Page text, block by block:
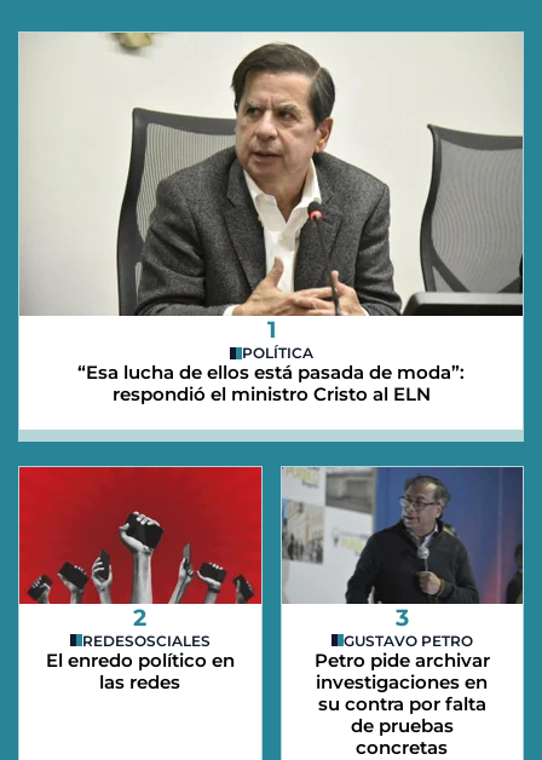
1
POLÍTICA
“Esa lucha de ellos está pasada de moda”:
respondió el ministro Cristo al ELN
2
REDESOSCIALES
El enredo político en
las redes
3
GUSTAVO PETRO
Petro pide archivar
investigaciones en
su contra por falta
de pruebas
concretas